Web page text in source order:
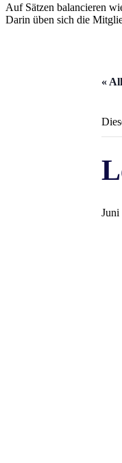
Auf Sätzen balancieren
Darin üben sich die
«
Juni